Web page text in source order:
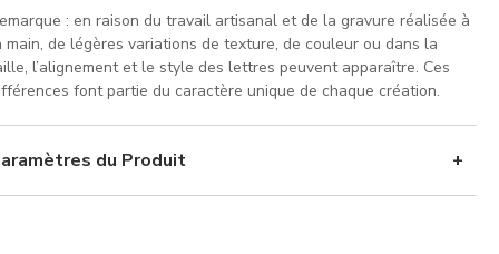
: en raison du travail artisanal et de la gravure réalisée à
main, de légères variations de texture, de couleur ou dans la
l’alignement et le style des lettres peuvent apparaître. Ces
font partie du caractère unique de chaque création.
du Produit